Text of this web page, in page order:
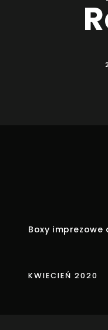
Boxy
KWIECIEŃ 2020